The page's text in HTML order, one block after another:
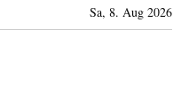
Sa, 8. Aug 2026